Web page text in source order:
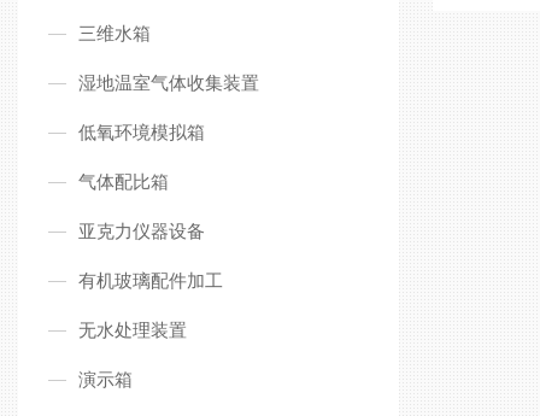
三维水箱
湿地温室气体收集装置
低氧环境模拟箱
气体配比箱
亚克力仪器设备
有机玻璃配件加工
无水处理装置
演示箱